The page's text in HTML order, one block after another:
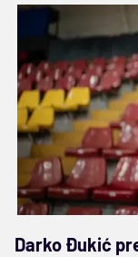
Darko Đukić